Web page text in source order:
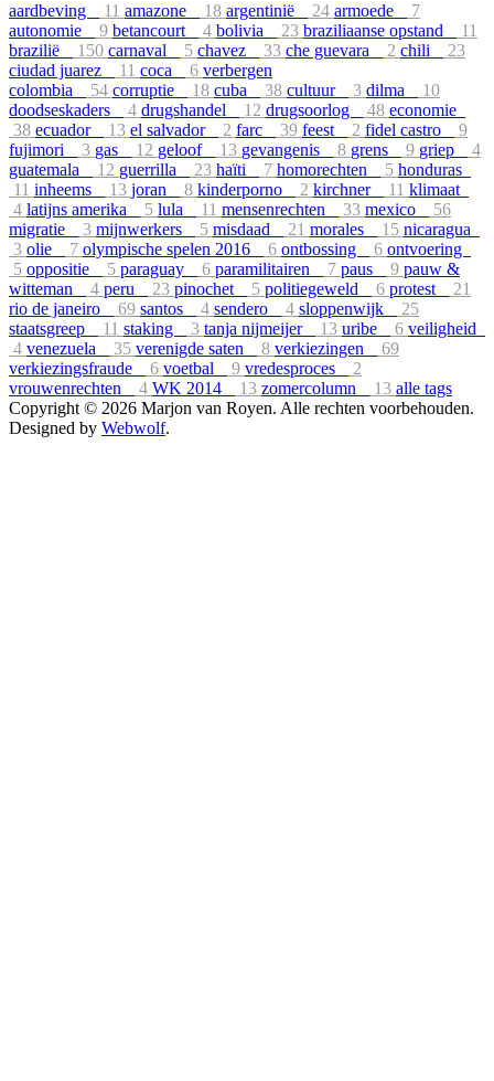
aardbeving 11 amazone 18 argentinië 24 armoede
7
autonomie
9 betancourt 4 bolivia 23 braziliaanse opstand
11
brazilië
150 carnaval 5 chavez 33 che guevara 2 chili
23
ciudad juarez
11 coca 6 verbergen
colombia
54 corruptie 18 cuba 38 cultuur 3 dilma
10
doodseskaders
4 drugshandel 12 drugsoorlog 48 economie
38 ecuador 13 el salvador 2 farc 39 feest 2 fidel castro
9
fujimori
3 gas 12 geloof 13 gevangenis 8 grens 9 griep
4
guatemala
12 guerrilla 23 haïti 7 homorechten 5 honduras
11 inheems 13 joran 8 kinderporno 2 kirchner 11 klimaat
4 latijns amerika 5 lula 11 mensenrechten 33 mexico
56
migratie
3 mijnwerkers 5 misdaad 21 morales 15 nicaragua
3 olie 7 olympische spelen 2016 6 ontbossing 6 ontvoering
5 oppositie 5 paraguay 6 paramilitairen 7 paus 9 pauw &
witteman
4 peru 23 pinochet 5 politiegeweld 6 protest
21
rio de janeiro
69 santos 4 sendero 4 sloppenwijk
25
staatsgreep
11 staking 3 tanja nijmeijer 13 uribe 6 veiligheid
4 venezuela 35 verenigde saten 8 verkiezingen
69
verkiezingsfraude
6 voetbal 9 vredesproces
2
vrouwenrechten
4 WK 2014 13 zomercolumn 13 alle tags
Copyright © 2026 Marjon van Royen. Alle rechten voorbehouden.
Designed by Webwolf.